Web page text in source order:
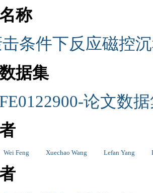
称
条件下反应磁控
据集
论文数
Wei Feng Xuechao Wang Lefan Yang